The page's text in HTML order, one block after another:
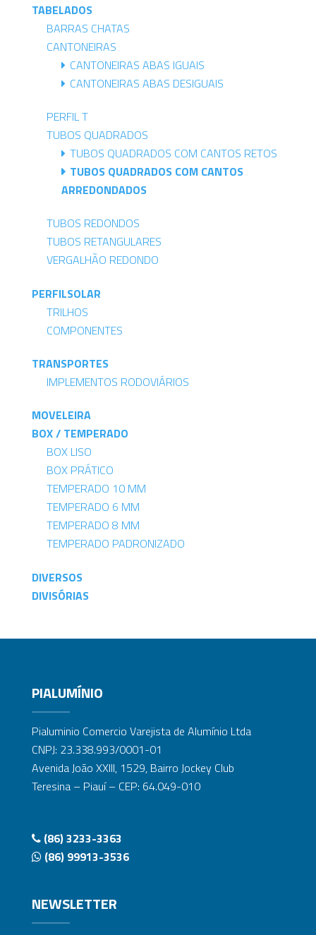
TABELADOS
BARRAS CHATAS
CANTONEIRAS
CANTONEIRAS ABAS IGUAIS
CANTONEIRAS ABAS DESIGUAIS
PERFIL T
TUBOS QUADRADOS
TUBOS QUADRADOS COM CANTOS RETOS
TUBOS QUADRADOS COM CANTOS
ARREDONDADOS
TUBOS REDONDOS
TUBOS RETANGULARES
VERGALHÃO REDONDO
PERFILSOLAR
TRILHOS
COMPONENTES
TRANSPORTES
IMPLEMENTOS RODOVIÁRIOS
MOVELEIRA
BOX / TEMPERADO
BOX LISO
BOX PRÁTICO
TEMPERADO 10 MM
TEMPERADO 6 MM
TEMPERADO 8 MM
TEMPERADO PADRONIZADO
DIVERSOS
DIVISÓRIAS
PIALUMÍNIO
Pialuminio Comercio Varejista de Alumínio Ltda
CNPJ: 23.338.993/0001-01
Avenida João XXIII, 1529, Bairro Jockey Club
Teresina – Piauí – CEP: 64.049-010
(86) 3233-3363
(86) 99913-3536
NEWSLETTER